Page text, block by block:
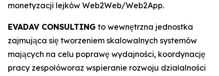
monetyzacji lejków Web2Web/Web2App.
EVADAV CONSULTING to wewnętrzna jednostka
zajmująca się tworzeniem skalowalnych systemów
mających na celu poprawę wydajności, koordynację
pracy zespołóworaz wspieranie rozwoju działalności